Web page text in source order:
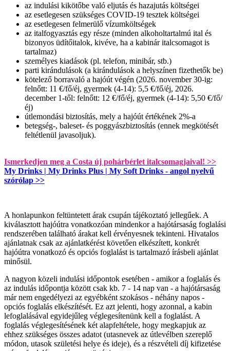
az indulási kikötőbe való eljutás és hazajutás költségei
az esetlegesen szükséges COVID-19 tesztek költségei
az esetlegesen felmerülő vízumköltségek
az italfogyasztás egy része (minden alkoholtartalmú ital és
bizonyos üdítőitalok, kivéve, ha a kabinár italcsomagot is
tartalmaz)
személyes kiadások (pl. telefon, minibár, stb.)
parti kirándulások (a kirándulások a helyszínen fizethetők be)
kötelező borravaló a hajóút végén (2026. november 30-ig:
felnőtt: 11 €/fő/éj, gyermek (4-14): 5,5 €/fő/éj, 2026.
december 1-től: felnőtt: 12 €/fő/éj, gyermek (4-14): 5,50 €/fő/
éj)
útlemondási biztosítás, mely a hajóút értékének 2%-a
betegség-, baleset- és poggyászbiztosítás (ennek megkötését
feltétlenül javasoljuk).
Ismerkedjen meg a Costa új pohárbérlet italcsomagjaival! >>
My Drinks | My Drinks Plus | My Soft Drinks - angol nyelvű
szórólap >>
A honlapunkon feltüntetett árak csupán tájékoztató jellegűek. A
kiválasztott hajóútra vonatkozóan mindenkor a hajótársaság foglalási
rendszerében található árakat kell érvényesnek tekinteni. Hivatalos
ajánlatnak csak az ajánlatkérést követően elkészített, konkrét
hajóútra vonatkozó és opciós foglalást is tartalmazó írásbeli ajánlat
minősül.
A nagyon közeli indulási időpontok esetében - amikor a foglalás és
az indulás időpontja között csak kb. 7 - 14 nap van - a hajótársaság
már nem engedélyezi az egyébként szokásos - néhány napos -
opciós foglalás elkészítését. Ez azt jelenti, hogy azonnal, a kabin
lefoglalásával egyidejűleg véglegesítenünk kell a foglalást. A
foglalás véglegesítésének két alapfeltétele, hogy megkapjuk az
ehhez szükséges összes adatot (utasnevek az útlevélben szereplő
módon, utasok születési helye és ideje), és a részvételi díj kifizetése